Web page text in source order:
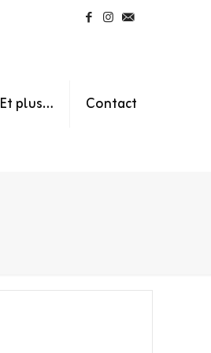
Et plus… Contact